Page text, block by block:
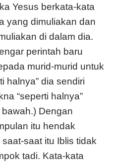
Yesus berkata-kata
yang dimuliakan dan
di dalam dia.
perintah baru
murid-murid untuk
halnya” dia sendiri
“seperti halnya”
Dengan
itu hendak
saat itu Iblis tidak
tadi. Kata-kata